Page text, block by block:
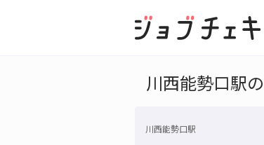
川西能勢口駅
川西能勢口駅